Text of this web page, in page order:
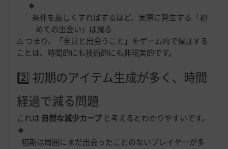
条件を厳しくすればするほど、実際に発生する「初
めての出会い」は減る
⚠️ つまり、「全員と出会うこと」をゲーム内で保証する
ことは、時間的にも技術的にも非現実的です。
2️⃣ 初期のアイテム生成が多く、時間
経過で減る問題
これは 自然な減少カーブと考えるとわかりやすいです。
初期は周囲にまだ出会ったことのないプレイヤーが多